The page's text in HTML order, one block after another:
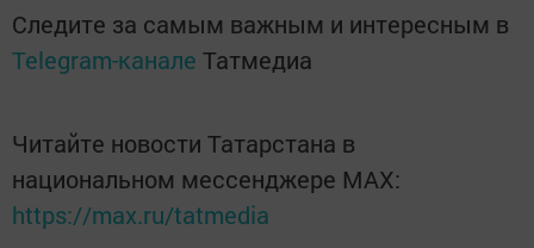
Следите за самым важным и интересным в
Telegram-канале Татмедиа
Читайте новости Татарстана в
национальном мессенджере MАХ:
https://max.ru/tatmedia